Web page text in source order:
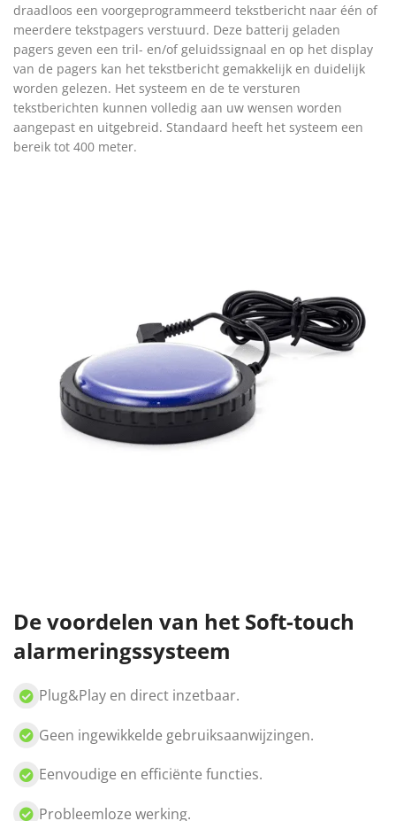
draadloos een voorgeprogrammeerd tekstbericht naar één of
meerdere tekstpagers verstuurd. Deze batterij geladen
pagers geven een tril- en/of geluidssignaal en op het display
van de pagers kan het tekstbericht gemakkelijk en duidelijk
worden gelezen. Het systeem en de te versturen
tekstberichten kunnen volledig aan uw wensen worden
aangepast en uitgebreid. Standaard heeft het systeem een
bereik tot 400 meter.
De voordelen van het Soft-touch
alarmeringssysteem
Plug&Play en direct inzetbaar.
Geen ingewikkelde gebruiksaanwijzingen.
Eenvoudige en efficiënte functies.
Probleemloze werking.